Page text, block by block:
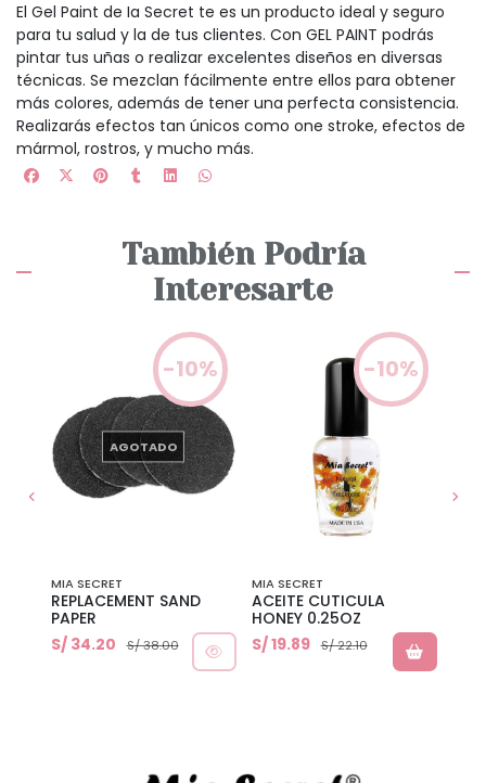
El Gel Paint de Ia Secret te es un producto ideal y seguro
para tu salud y la de tus clientes. Con GEL PAINT podrás
pintar tus uñas o realizar excelentes diseños en diversas
técnicas. Se mezclan fácilmente entre ellos para obtener
más colores, además de tener una perfecta consistencia.
Realizarás efectos tan únicos como one stroke, efectos de
mármol, rostros, y mucho más.
También Podría
Interesarte
-10%
AGOTADO
MIA SECRET
REPLACEMENT SAND
PAPER
S/ 34.20
S/ 38.00
-10%
MIA SECRET
ACEITE CUTICULA
HONEY 0.25OZ
S/ 19.89
S/ 22.10